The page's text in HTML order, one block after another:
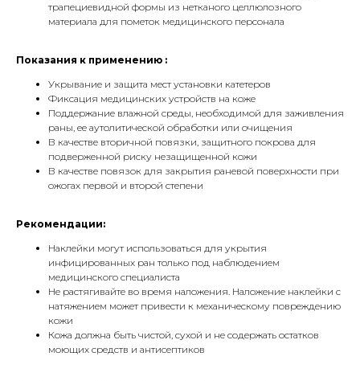
трапециевидной формы из нетканого целлюлозного
материала для пометок медицинского персонала
Показания к применению :
Укрывание и защита мест установки катетеров
Фиксация медицинских устройств на коже
Поддержание влажной среды, необходимой для заживления
раны, ее аутолитической обработки или очищения
В качестве вторичной повязки, защитного покрова для
подверженной риску незащищенной кожи
В качестве повязок для закрытия раневой поверхности при
ожогах первой и второй степени
Рекомендации:
Наклейки могут использоваться для укрытия
инфицированных ран только под наблюдением
медицинского специалиста
Не растягивайте во время наложения. Наложение наклейки с
натяжением может привести к механическому повреждению
кожи
Кожа должна быть чистой, сухой и не содержать остатков
моющих средств и антисептиков